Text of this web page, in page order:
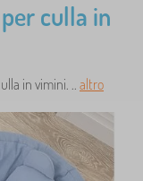
culla in
in vimini. .. altro